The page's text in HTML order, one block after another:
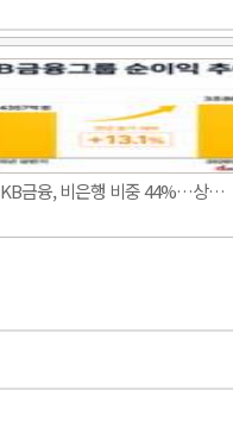
KB금융, 비은행 비중 44%…상…